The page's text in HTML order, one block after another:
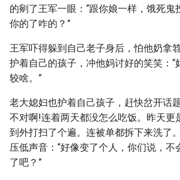
的剜了王军一眼：“跟你娘一样，饿死鬼
你的了咋的？”
王军吓得躲到自己老子身后，怕他奶拿
护着自己的孩子，冲他妈讨好的笑笑：“
较啥。”
老大媳妇也护着自己孩子，赶快岔开话
不对啊!连着两天都没怎么吃饭。昨天更
到外打扫了个遍。连被单都拆下来洗了
压低声音：“好像变了个人，你们说，不
了吧？”